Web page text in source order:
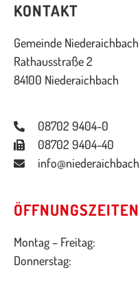
KONTAKT
Gemeinde Niederaichbach
Rathausstraße 2
84100 Niederaichbach
08702 9404-0
08702 9404-40
Montag – Freitag:
Donnerstag: